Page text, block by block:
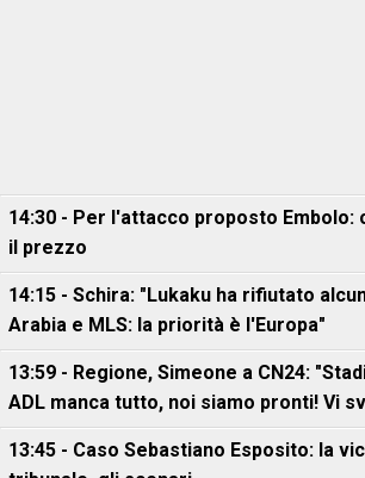
14:30 - Per l'attacco proposto Embolo:
il prezzo
14:15 - Schira: "Lukaku ha rifiutato
Arabia e MLS: la priorità è l'Europa"
13:59 - Regione, Simeone a CN24:
ADL manca tutto, noi siamo pronti! Vi
13:45 - Caso Sebastiano Esposito: la